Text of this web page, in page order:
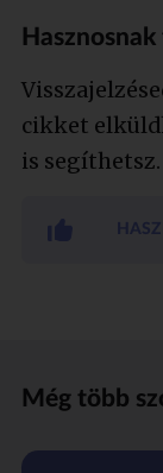
cikket
is segíthetsz.
Még több